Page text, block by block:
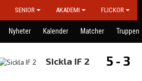
SENIOR AKADEMI FLICKOR
Nyheter Kalender Matcher Truppen
Sickla IF 2 5 - 3